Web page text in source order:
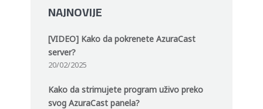
NAJNOVIJE
[VIDEO] Kako da pokrenete AzuraCast
server?
20/02/2025
Kako da strimujete program uživo preko
svog AzuraCast panela?